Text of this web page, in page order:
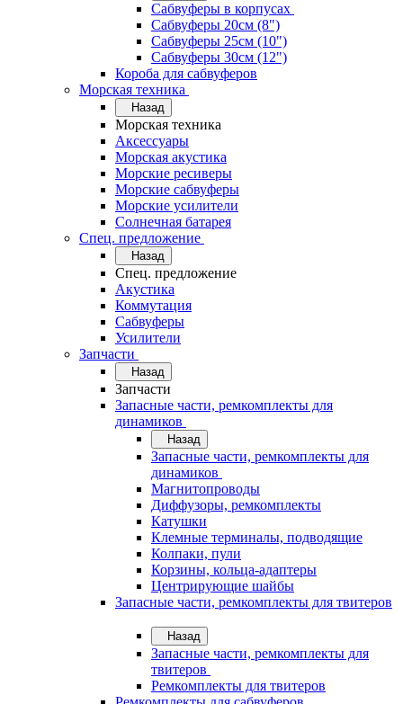
Сабвуферы в корпусах
Сабвуферы 20см (8")
Сабвуферы 25см (10")
Сабвуферы 30см (12")
Короба для сабвуферов
Морская техника
Назад
Морская техника
Аксессуары
Морская акустика
Морские ресиверы
Морские сабвуферы
Морские усилители
Солнечная батарея
Спец. предложение
Назад
Спец. предложение
Акустика
Коммутация
Сабвуферы
Усилители
Запчасти
Назад
Запчасти
Запасные части, ремкомплекты для
динамиков
Назад
Запасные части, ремкомплекты для
динамиков
Магнитопроводы
Диффузоры, ремкомплекты
Катушки
Клемные терминалы, подводящие
Колпаки, пули
Корзины, кольца-адаптеры
Центрирующие шайбы
Запасные части, ремкомплекты для твитеров
Назад
Запасные части, ремкомплекты для
твитеров
Ремкомплекты для твитеров